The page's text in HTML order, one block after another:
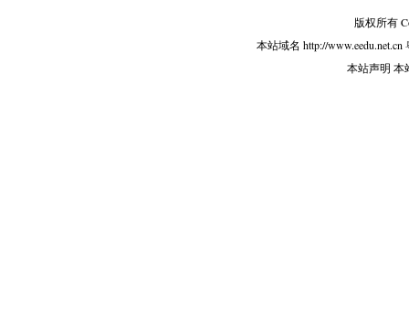
版权所有
本站域名 http://www.eedu.net.cn
本站声明 本